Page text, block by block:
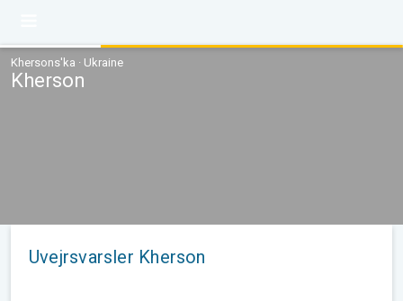
Khersons'ka · Ukraine
Kherson
Uvejrsvarsler Kherson